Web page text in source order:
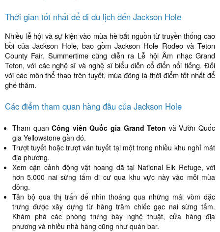
Thời gian tốt nhất để đi du lịch đến Jackson Hole
Nhiều lễ hội và sự kiện vào mùa hè bắt nguồn từ truyền thống cao
bồi của Jackson Hole, bao gồm Jackson Hole Rodeo và Teton
County Fair. Summertime cũng diễn ra Lễ hội Âm nhạc Grand
Teton, với các nghệ sĩ và nghệ sĩ biểu diễn cổ điển nổi tiếng. Đối
với các môn thể thao trên tuyết, mùa đông là thời điểm tốt nhất để
ghé thăm.
Các điểm tham quan hàng đầu của Jackson Hole
Tham quanCông viên Quốc gia Grand Teton và Vườn Quốc
gia Yellowstone gần đó.
Trượt tuyết hoặc trượt ván tuyết tại một trong nhiều khu nghỉ mát
địa phương.
Xem cận cảnh động vật hoang dã tại National Elk Refuge, với
hơn 5.000 nai sừng tấm di cư qua khu vực này vào mỗi mùa
đông.
Tản bộ qua thị trấn để nhìn thoáng qua những mái vòm đặc
trưng được xây dựng từ hàng trăm chiếc gạc nai sừng tấm.
Khám phá các phòng trưng bày nghệ thuật, cửa hàng địa
phương và nhiều nhà hàng cũng như quán bar.